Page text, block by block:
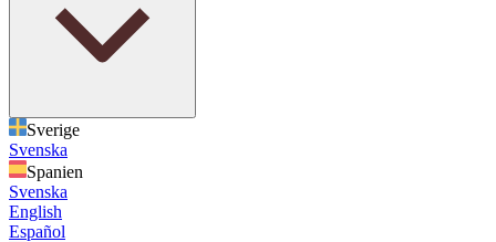
Sverige
Svenska
Spanien
Svenska
English
Español